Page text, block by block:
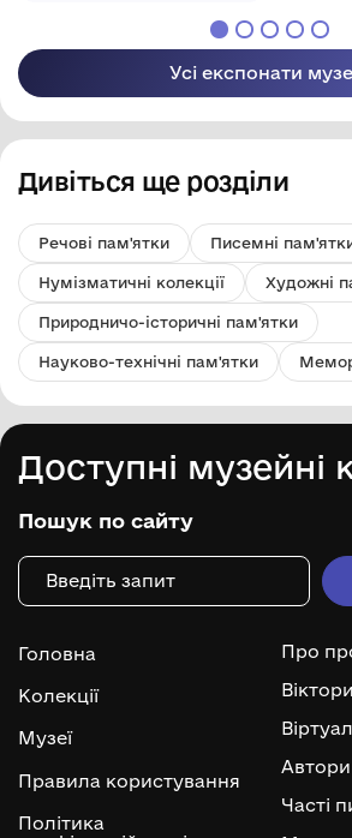
Усі експонати
Дивіться ще розділи
Речові пам'ятки Писемні
Нумізматичні колекції Художні
Природничо-історичні пам'ятки
Науково-технічні пам'ятки
Доступні музейні
Пошук по сайту
Головна
Колекції
Музеї
Правила користування
Політика
Про
Автори
Часті